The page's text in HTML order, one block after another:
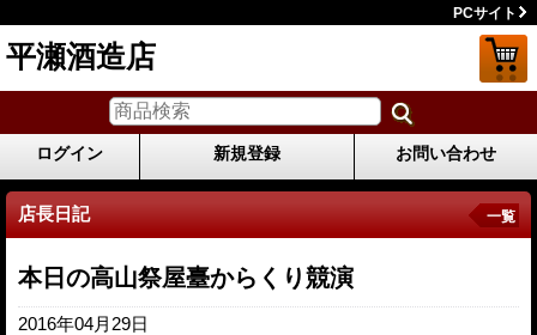
PCサイト
平瀬酒造店
ログイン 新規登録 お問い合わせ
店長日記 一覧
本日の高山祭屋臺からくり競演
2016年04月29日